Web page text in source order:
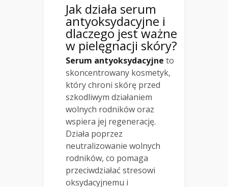
Jak działa serum
antyoksydacyjne i
dlaczego jest ważne
w pielęgnacji skóry?
Serum antyoksydacyjne to
skoncentrowany kosmetyk,
który chroni skórę przed
szkodliwym działaniem
wolnych rodników oraz
wspiera jej regenerację.
Działa poprzez
neutralizowanie wolnych
rodników, co pomaga
przeciwdziałać stresowi
oksydacyjnemu i